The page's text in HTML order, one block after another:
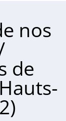
nos
de